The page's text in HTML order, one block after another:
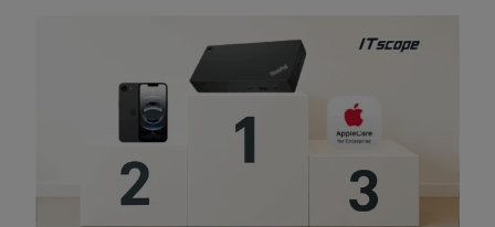
Unternehmen
Ressourcen